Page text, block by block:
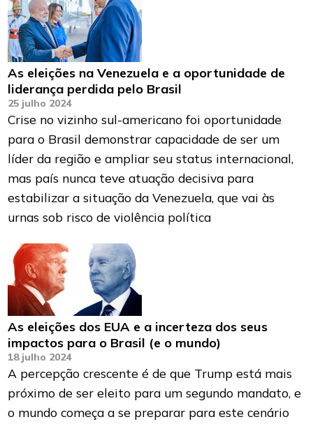
As eleições na Venezuela e a oportunidade de
liderança perdida pelo Brasil
25 julho 2024
Crise no vizinho sul-americano foi oportunidade
para o Brasil demonstrar capacidade de ser um
líder da região e ampliar seu status internacional,
mas país nunca teve atuação decisiva para
estabilizar a situação da Venezuela, que vai às
urnas sob risco de violência política
As eleições dos EUA e a incerteza dos seus
impactos para o Brasil (e o mundo)
18 julho 2024
A percepção crescente é de que Trump está mais
próximo de ser eleito para um segundo mandato, e
o mundo começa a se preparar para este cenário